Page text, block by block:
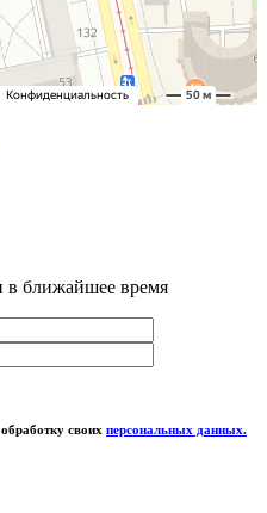
в ближайшее время
своих персональных данных.